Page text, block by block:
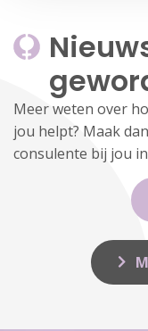
Meer weten over
jou helpt? Maak
consulente bij jou